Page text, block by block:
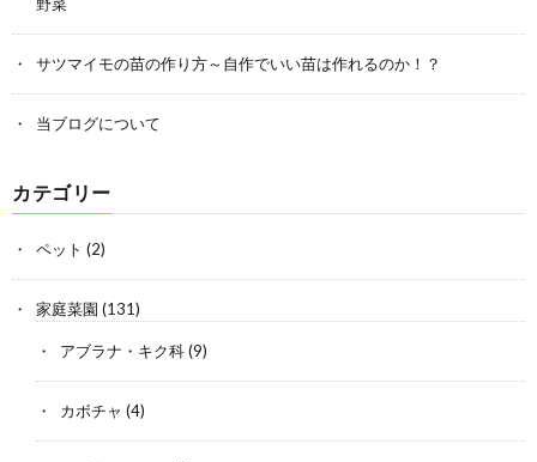
サツマイモの苗の作り方～自作でいい苗は作れるのか！？
当ブログについて
カテゴリー
ペット (2)
家庭菜園 (131)
アブラナ・キク科(9)
カボチャ (4)